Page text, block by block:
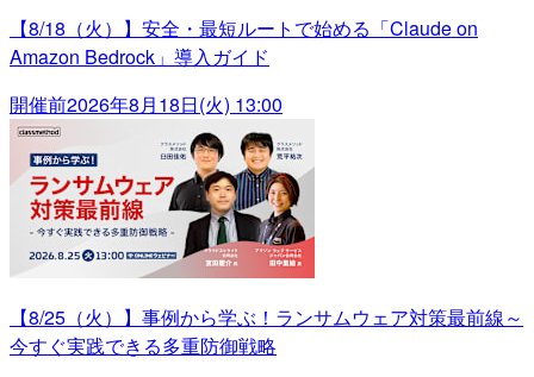
【8/18（火）】安全・最短ルートで始める「Claude on
Amazon Bedrock」導入ガイド
開催前2026年8月18日(火) 13:00
【8/25（火）】事例から学ぶ！ランサムウェア対策最前線～
今すぐ実践できる多重防御戦略